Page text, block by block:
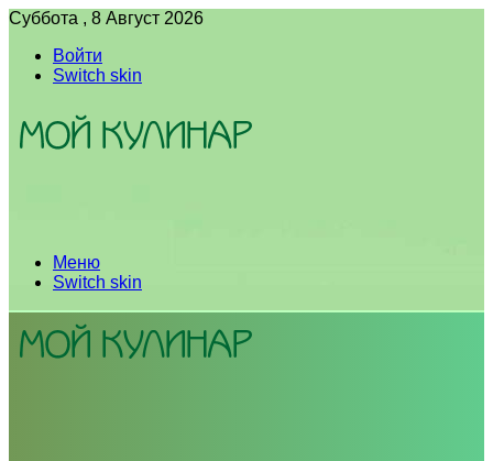
Суббота , 8 Август 2026
Войти
Switch skin
Меню
Switch skin